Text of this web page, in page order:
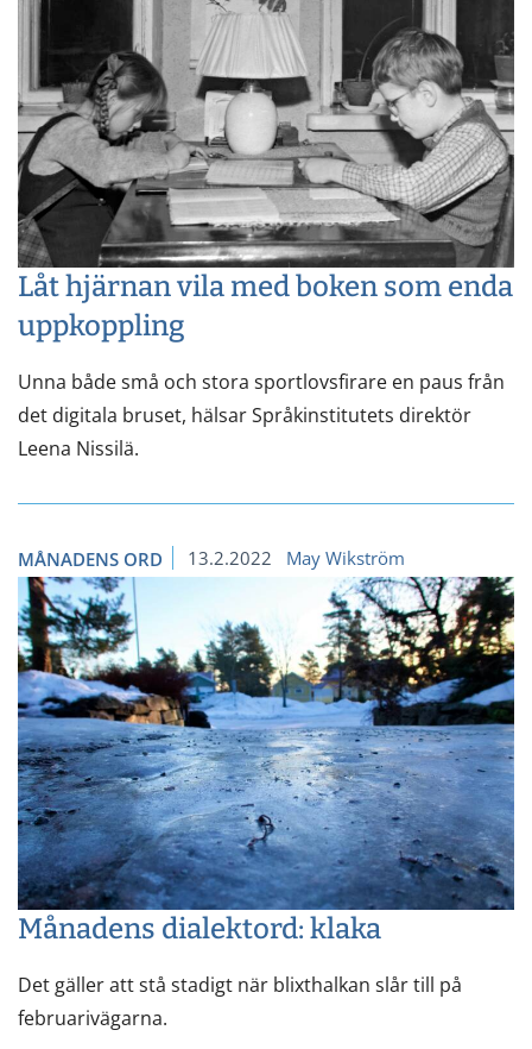
Låt hjärnan vila med boken som enda
uppkoppling
Unna både små och stora sportlovsfirare en paus från
det digitala bruset, hälsar Språkinstitutets direktör
Leena Nissilä.
MÅNADENS ORD 13.2.2022 May Wikström
Månadens dialektord: klaka
Det gäller att stå stadigt när blixthalkan slår till på
februarivägarna.